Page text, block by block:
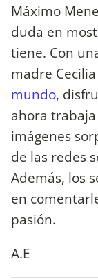
Máximo
duda en
tiene. Con
madre
mundo,
ahora
imágenes
de las redes
Además, los
en
pasión.
A.E